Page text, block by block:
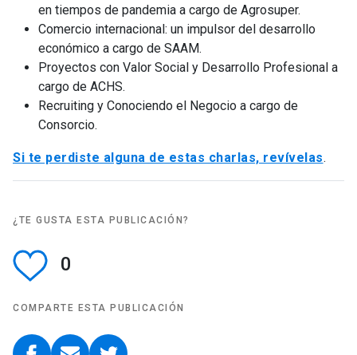
en tiempos de pandemia a cargo de Agrosuper.
Comercio internacional: un impulsor del desarrollo
económico a cargo de SAAM.
Proyectos con Valor Social y Desarrollo Profesional a
cargo de ACHS.
Recruiting y Conociendo el Negocio a cargo de
Consorcio.
Si te perdiste alguna de estas charlas, revívelas.
¿TE GUSTA ESTA PUBLICACIÓN?
0
COMPARTE ESTA PUBLICACIÓN